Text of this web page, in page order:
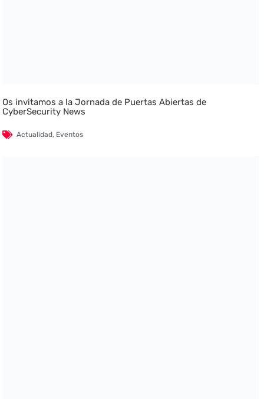
Os invitamos a la Jornada de Puertas Abiertas de
CyberSecurity News
Actualidad, Eventos